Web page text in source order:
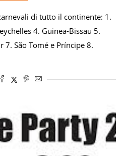
di tutto il continente: 1.
4. Guinea-Bissau 5.
7. São Tomé e Príncipe 8.